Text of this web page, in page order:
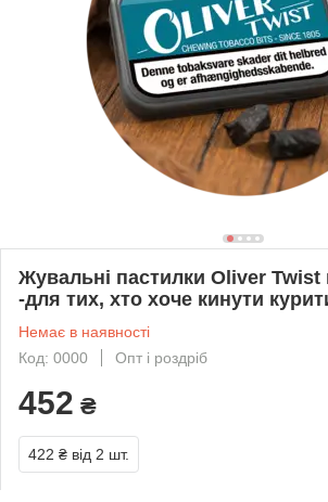
Жувальні пастилки Oliver Twist
-для тих, хто хоче кинути
Немає в наявності
Код: 0000
Опт і роздріб
452 ₴
422 ₴ від 2 шт.